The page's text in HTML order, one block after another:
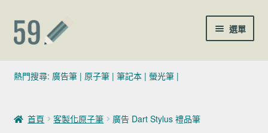
跳至導覽列
跳至主要內容 選單
(02)7729-4140
聯絡我們
熱門搜尋: 廣告筆| 原子筆| 筆記本| 螢光筆|
首頁 客製化原子筆 廣告 Dart Stylus 禮品筆